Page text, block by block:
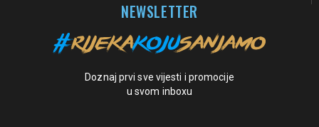
NEWSLETTER
Doznaj prvi sve vijesti i promocije
u svom inboxu